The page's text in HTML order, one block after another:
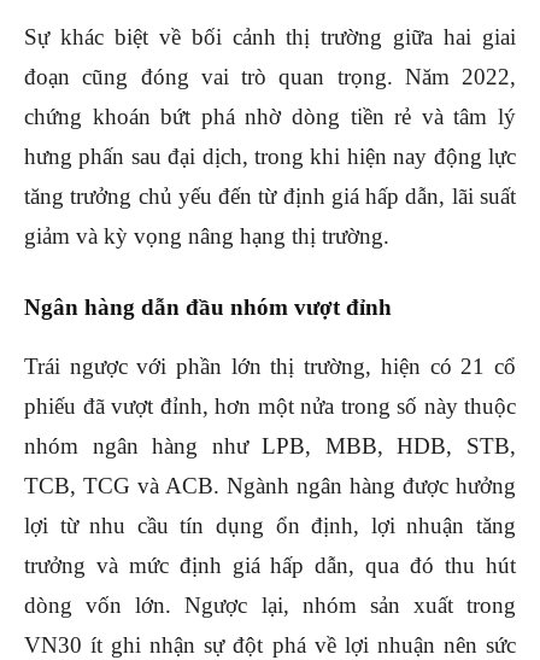
Sự khác biệt về bối cảnh thị trường giữa hai giai
đoạn cũng đóng vai trò quan trọng. Năm 2022,
chứng khoán bứt phá nhờ dòng tiền rẻ và tâm lý
hưng phấn sau đại dịch, trong khi hiện nay động lực
tăng trưởng chủ yếu đến từ định giá hấp dẫn, lãi suất
giảm và kỳ vọng nâng hạng thị trường.
Ngân hàng dẫn đầu nhóm vượt đỉnh
Trái ngược với phần lớn thị trường, hiện có 21 cổ
phiếu đã vượt đỉnh, hơn một nửa trong số này thuộc
nhóm ngân hàng như LPB, MBB, HDB, STB,
TCB, TCG và ACB. Ngành ngân hàng được hưởng
lợi từ nhu cầu tín dụng ổn định, lợi nhuận tăng
trưởng và mức định giá hấp dẫn, qua đó thu hút
dòng vốn lớn. Ngược lại, nhóm sản xuất trong
VN30 ít ghi nhận sự đột phá về lợi nhuận nên sức